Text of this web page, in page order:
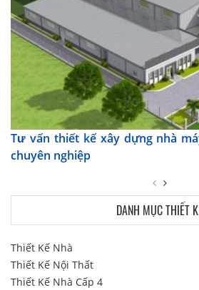
Tư vấn thiết kế xây dựng nhà
chuyên nghiệp
DANH MỤC THIẾT
Thiết Kế Nhà
Thiết Kế Nội Thất
Thiết Kế Nhà Cấp 4